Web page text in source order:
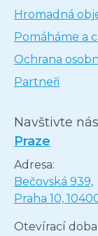
Hromadná
Pomáháme a
Ochrana
Partneři
Navštivte
Praze
Adresa:
Bečovská 939,
Praha 10,
Otevírací doba